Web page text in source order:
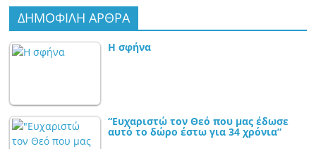
ΔΗΜΟΦΙΛΗ ΑΡΘΡΑ
Η σφήνα
“Ευχαριστώ τον Θεό που μας έδωσε
αυτό το δώρο έστω για 34 χρόνια”